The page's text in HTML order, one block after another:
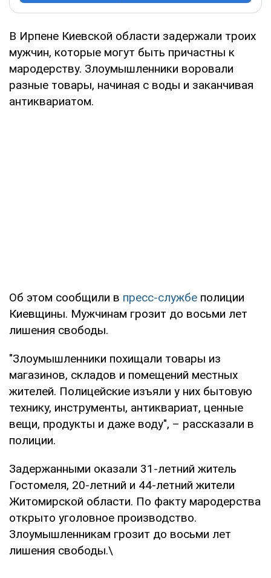
В Ирпене Киевской области задержали троих
мужчин, которые могут быть причастны к
мародерству. Злоумышленники воровали
разные товары, начиная с воды и заканчивая
антиквариатом.
Об этом сообщили в пресс-службе полиции
Киевщины. Мужчинам грозит до восьми лет
лишения свободы.
"Злоумышленники похищали товары из
магазинов, складов и помещений местных
жителей. Полицейские изъяли у них бытовую
технику, инструменты, антиквариат, ценные
вещи, продукты и даже воду", – рассказали в
полиции.
Задержанными оказали 31-летний житель
Гостомеля, 20-летний и 44-летний жители
Житомирской области. По факту мародерства
открыто уголовное производство.
Злоумышленникам грозит до восьми лет
лишения свободы.\